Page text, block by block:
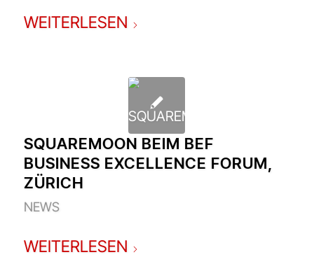
WEITERLESEN
SQUAREMOON BEIM BEF
BUSINESS EXCELLENCE FORUM,
ZÜRICH
NEWS
WEITERLESEN